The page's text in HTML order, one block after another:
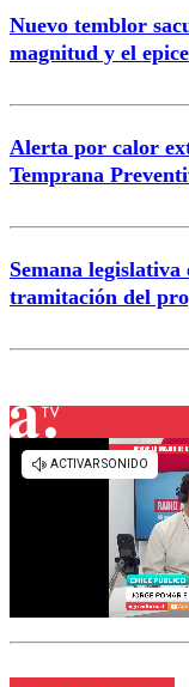
Nuevo temblor
magnitud y el
Alerta por calor
Temprana
Semana
tramitación del